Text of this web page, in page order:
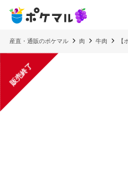
産直・通販のポケマル 肉 牛肉 【
販売終了